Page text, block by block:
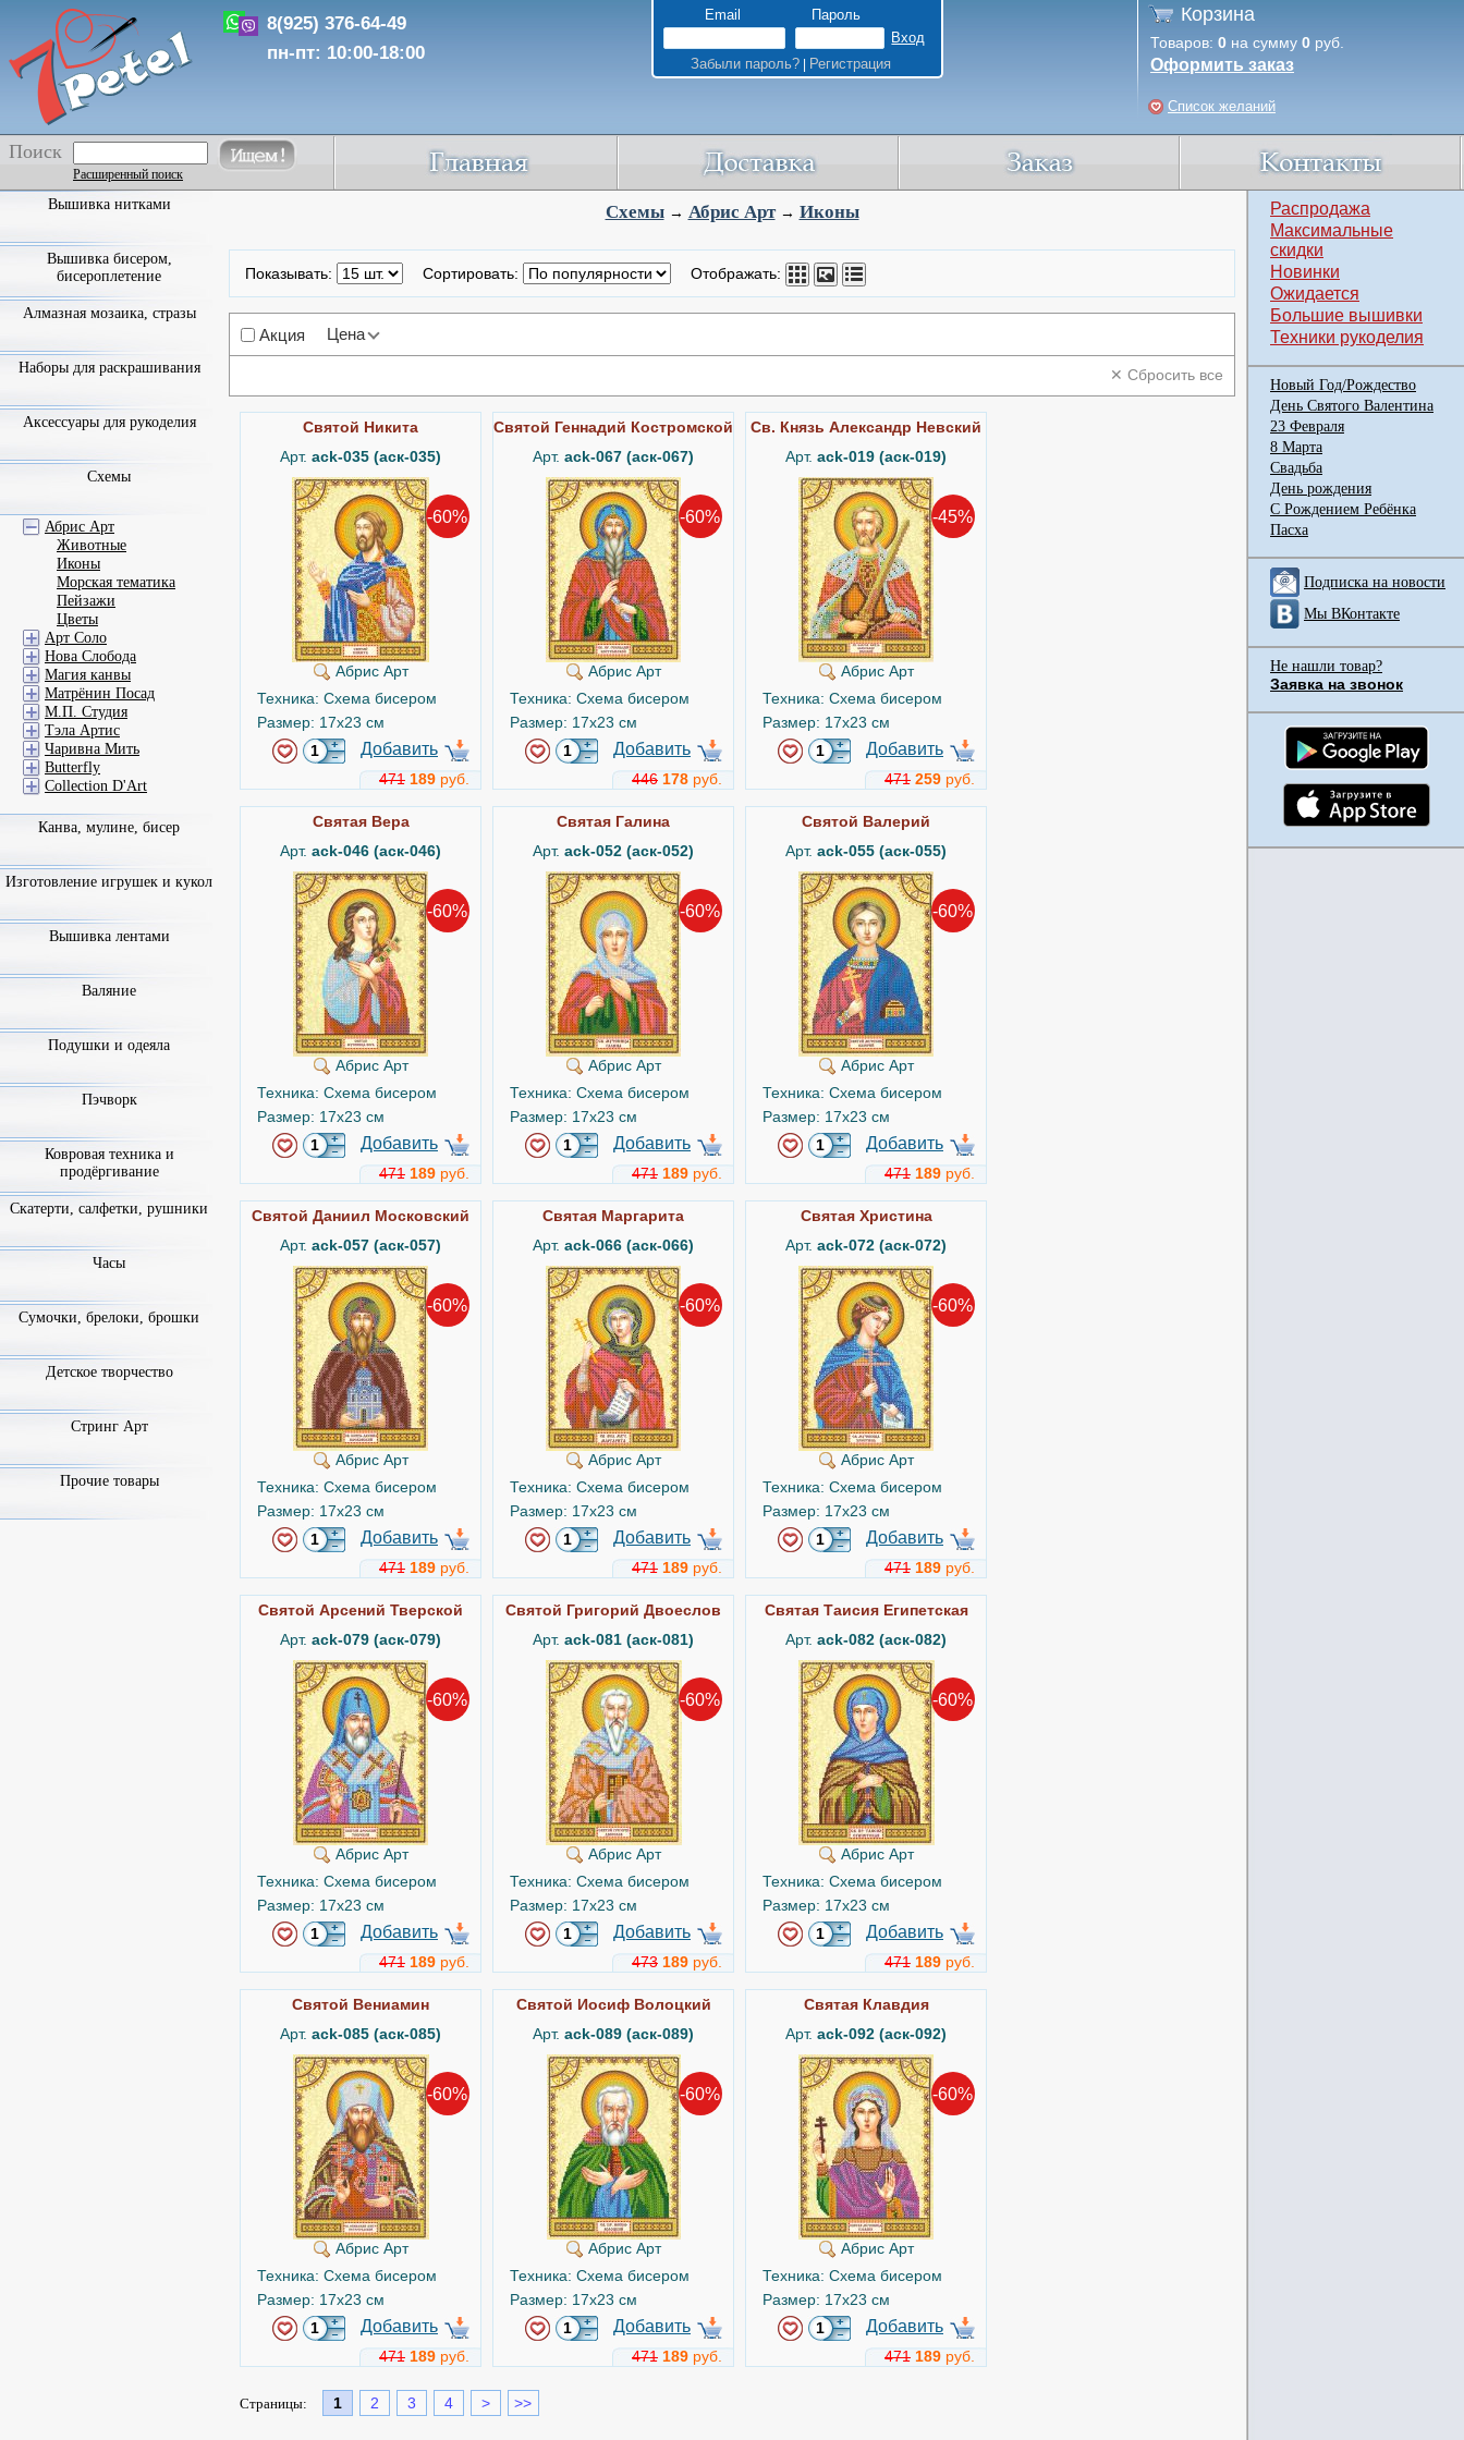
8(925) 376-64-49
пн-пт: 10:00-18:00
Email Пароль
Забыли пароль?| Регистрация
Корзина
Товаров: 0 на сумму 0 руб.
Оформить заказ
Список желаний
Поиск
Расширенный поиск
Схемы→ Абрис Арт→ Иконы
Показывать: Сортировать: Отображать:
Акция Цена
✕ Сбросить все
Святой Никита
Арт. ack-035 (аск-035)
-60%
Абрис Арт
Техника: Схема бисером
Размер: 17x23 см
Добавить
471 189 руб.
Святой Геннадий Костромской
Арт. ack-067 (аск-067)
-60%
Абрис Арт
Техника: Схема бисером
Размер: 17x23 см
Добавить
446 178 руб.
Св. Князь Александр Невский
Арт. ack-019 (аск-019)
-45%
Абрис Арт
Техника: Схема бисером
Размер: 17x23 см
Добавить
471 259 руб.
Святая Вера
Арт. ack-046 (аск-046)
-60%
Абрис Арт
Техника: Схема бисером
Размер: 17x23 см
Добавить
471 189 руб.
Святая Галина
Арт. ack-052 (аск-052)
-60%
Абрис Арт
Техника: Схема бисером
Размер: 17x23 см
Добавить
471 189 руб.
Святой Валерий
Арт. ack-055 (аск-055)
-60%
Абрис Арт
Техника: Схема бисером
Размер: 17x23 см
Добавить
471 189 руб.
Святой Даниил Московский
Арт. ack-057 (аск-057)
-60%
Абрис Арт
Техника: Схема бисером
Размер: 17x23 см
Добавить
471 189 руб.
Святая Маргарита
Арт. ack-066 (аск-066)
-60%
Абрис Арт
Техника: Схема бисером
Размер: 17x23 см
Добавить
471 189 руб.
Святая Христина
Арт. ack-072 (аск-072)
-60%
Абрис Арт
Техника: Схема бисером
Размер: 17x23 см
Добавить
471 189 руб.
Святой Арсений Тверской
Арт. ack-079 (аск-079)
-60%
Абрис Арт
Техника: Схема бисером
Размер: 17x23 см
Добавить
471 189 руб.
Святой Григорий Двоеслов
Арт. ack-081 (аск-081)
-60%
Абрис Арт
Техника: Схема бисером
Размер: 17x23 см
Добавить
473 189 руб.
Святая Таисия Египетская
Арт. ack-082 (аск-082)
-60%
Абрис Арт
Техника: Схема бисером
Размер: 17x23 см
Добавить
471 189 руб.
Святой Вениамин
Арт. ack-085 (аск-085)
-60%
Абрис Арт
Техника: Схема бисером
Размер: 17x23 см
Добавить
471 189 руб.
Святой Иосиф Волоцкий
Арт. ack-089 (аск-089)
-60%
Абрис Арт
Техника: Схема бисером
Размер: 17x23 см
Добавить
471 189 руб.
Святая Клавдия
Арт. ack-092 (аск-092)
-60%
Абрис Арт
Техника: Схема бисером
Размер: 17x23 см
Добавить
471 189 руб.
Страницы: 1 2 3 4 > >>
Вышивка нитками
Вышивка бисером,
бисероплетение
Алмазная мозаика, стразы
Наборы для раскрашивания
Аксессуары для рукоделия
Схемы
Абрис Арт
Животные
Иконы
Морская тематика
Пейзажи
Цветы
Арт Соло
Нова Слобода
Магия канвы
Матрёнин Посад
М.П. Студия
Тэла Артис
Чаривна Мить
Butterfly
Collection D'Art
Канва, мулине, бисер
Изготовление игрушек и кукол
Вышивка лентами
Валяние
Подушки и одеяла
Пэчворк
Ковровая техника и
продёргивание
Скатерти, салфетки, рушники
Часы
Сумочки, брелоки, брошки
Детское творчество
Стринг Арт
Прочие товары
Распродажа
Максимальные
скидки
Новинки
Ожидается
Большие вышивки
Техники рукоделия
Новый Год/Рождество
День Святого Валентина
23 Февраля
8 Марта
Свадьба
День рождения
С Рождением Ребёнка
Пасха
Подписка на новости
Мы ВКонтакте
Не нашли товар?
Заявка на звонок